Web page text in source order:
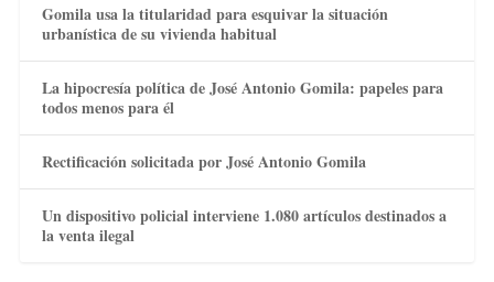
Gomila usa la titularidad para esquivar la situación
urbanística de su vivienda habitual
La hipocresía política de José Antonio Gomila: papeles para
todos menos para él
Rectificación solicitada por José Antonio Gomila
Un dispositivo policial interviene 1.080 artículos destinados a
la venta ilegal